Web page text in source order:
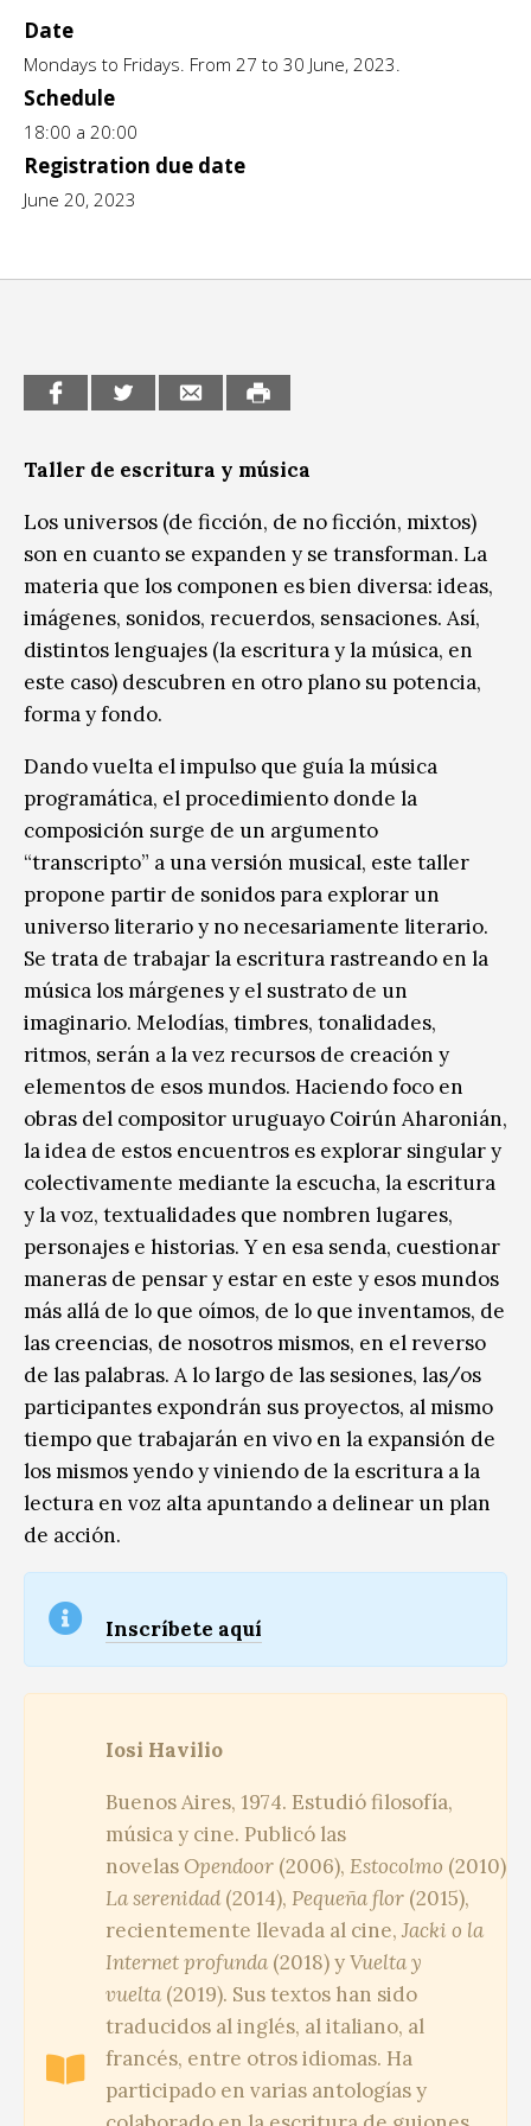
CCE en el interior/libros
Espacio itinerante de lectura infantil
Exposiciones
Formación
Género y Diversidad
Infantil y Juvenil
Sin categoría
Date
Mondays to Fridays. From 27 to 30 June, 2023.
Schedule
18:00 a 20:00
Registration due date
June 20, 2023
Taller de escritura y música
Los universos (de ficción, de no ficción, mixtos)
son en cuanto se expanden y se transforman. La
materia que los componen es bien diversa: ideas,
imágenes, sonidos, recuerdos, sensaciones. Así,
distintos lenguajes (la escritura y la música, en
este caso) descubren en otro plano su potencia,
forma y fondo.
Dando vuelta el impulso que guía la música
programática, el procedimiento donde la
composición surge de un argumento
“transcripto” a una versión musical, este taller
propone partir de sonidos para explorar un
universo literario y no necesariamente literario.
Se trata de trabajar la escritura rastreando en la
música los márgenes y el sustrato de un
imaginario. Melodías, timbres, tonalidades,
ritmos, serán a la vez recursos de creación y
elementos de esos mundos. Haciendo foco en
obras del compositor uruguayo Coirún Aharonián,
la idea de estos encuentros es explorar singular y
colectivamente mediante la escucha, la escritura
y la voz, textualidades que nombren lugares,
personajes e historias. Y en esa senda, cuestionar
maneras de pensar y estar en este y esos mundos
más allá de lo que oímos, de lo que inventamos, de
las creencias, de nosotros mismos, en el reverso
de las palabras. A lo largo de las sesiones, las/os
participantes expondrán sus proyectos, al mismo
tiempo que trabajarán en vivo en la expansión de
los mismos yendo y viniendo de la escritura a la
lectura en voz alta apuntando a delinear un plan
de acción.
Inscríbete aquí
Iosi Havilio
Buenos Aires, 1974. Estudió filosofía,
música y cine. Publicó las
novelas Opendoor (2006), Estocolmo (2010),
La serenidad (2014), Pequeña flor (2015),
recientemente llevada al cine, Jacki o la
Internet profunda (2018) yVuelta y
vuelta (2019). Sus textos han sido
traducidos al inglés, al italiano, al
francés, entre otros idiomas. Ha
participado en varias antologías y